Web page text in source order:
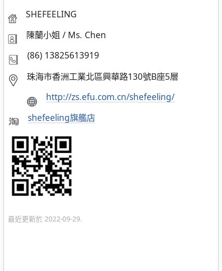
SHEFEELING
陳蘭小姐 / Ms. Chen
(86) 13825613919
珠海市香洲工業北區興華路130號B座5層
http://zs.efu.com.cn/shefeeling/
shefeeling旗艦店
最近更新於 2022-09-29.